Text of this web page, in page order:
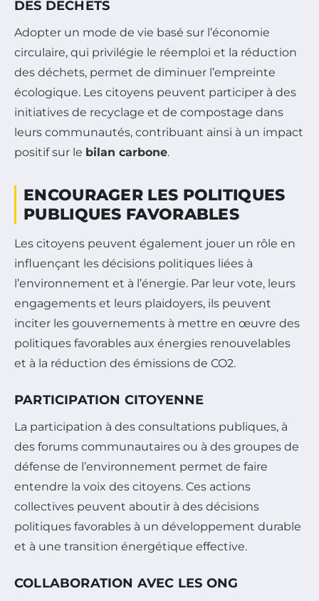
DES DÉCHETS
Adopter un mode de vie basé sur l’économie
circulaire, qui privilégie le réemploi et la réduction
des déchets, permet de diminuer l’empreinte
écologique. Les citoyens peuvent participer à des
initiatives de recyclage et de compostage dans
leurs communautés, contribuant ainsi à un impact
positif sur le bilan carbone.
ENCOURAGER LES POLITIQUES
PUBLIQUES FAVORABLES
Les citoyens peuvent également jouer un rôle en
influençant les décisions politiques liées à
l’environnement et à l’énergie. Par leur vote, leurs
engagements et leurs plaidoyers, ils peuvent
inciter les gouvernements à mettre en œuvre des
politiques favorables aux énergies renouvelables
et à la réduction des émissions de CO2.
PARTICIPATION CITOYENNE
La participation à des consultations publiques, à
des forums communautaires ou à des groupes de
défense de l’environnement permet de faire
entendre la voix des citoyens. Ces actions
collectives peuvent aboutir à des décisions
politiques favorables à un développement durable
et à une transition énergétique effective.
COLLABORATION AVEC LES ONG